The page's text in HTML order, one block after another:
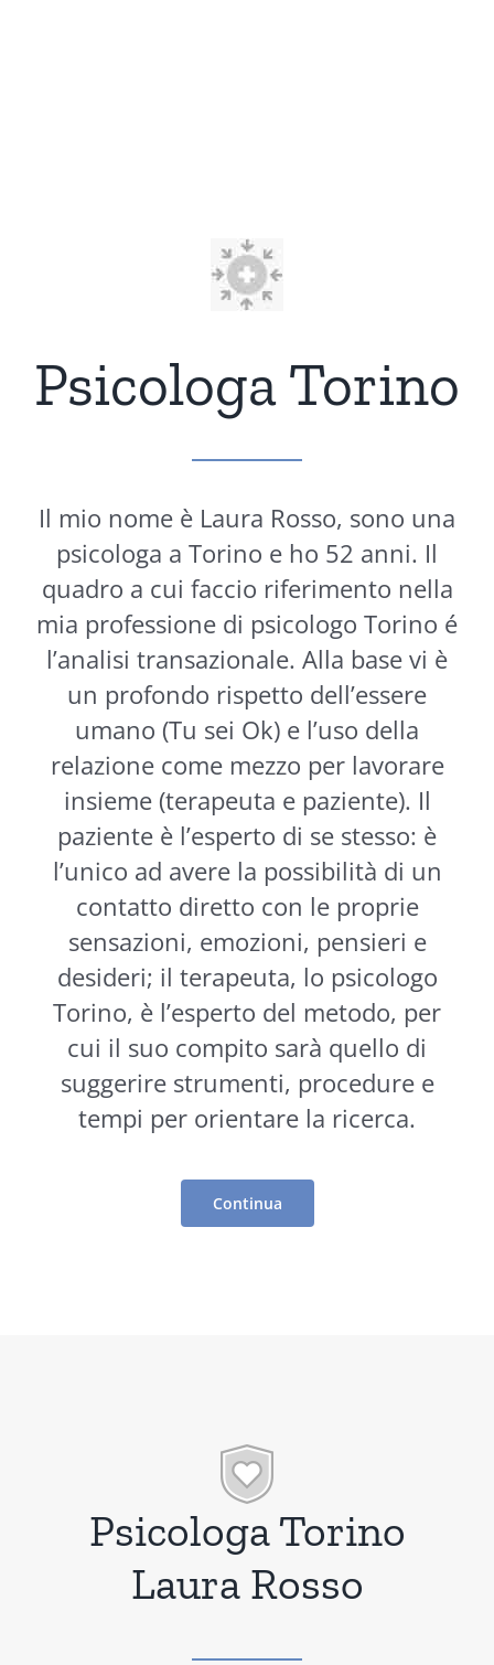
Psicologa Torino
Il mio nome è Laura Rosso, sono una
psicologa a Torino e ho 52 anni. Il
quadro a cui faccio riferimento nella
mia professione di psicologo Torino é
l’analisi transazionale. Alla base vi è
un profondo rispetto dell’essere
umano (Tu sei Ok) e l’uso della
relazione come mezzo per lavorare
insieme (terapeuta e paziente). Il
paziente è l’esperto di se stesso: è
l’unico ad avere la possibilità di un
contatto diretto con le proprie
sensazioni, emozioni, pensieri e
desideri; il terapeuta, lo psicologo
Torino, è l’esperto del metodo, per
cui il suo compito sarà quello di
suggerire strumenti, procedure e
tempi per orientare la ricerca.
Continua
Psicologa Torino
Laura Rosso